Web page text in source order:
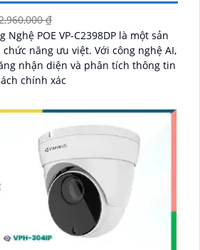
₫
Nghệ POE VP-C2398DP là một sản
ưu việt. Với công nghệ AI,
nhận diện và phân tích thông tin
chính xác